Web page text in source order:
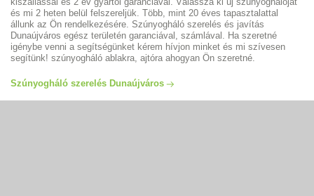
és mi 2 heten belül felszereljük. Több, mint 20 éves tapasztalattal
állunk az Ön rendelkezésére. Szúnyogháló szerelés és javítás
Dunaújváros egész területén garanciával, számlával. Ha szeretné
igénybe venni a segítségünket kérem hívjon minket és mi szívesen
segítünk! szúnyogháló ablakra, ajtóra ahogyan Ön szeretné.
Szúnyogháló szerelés Dunaújváros